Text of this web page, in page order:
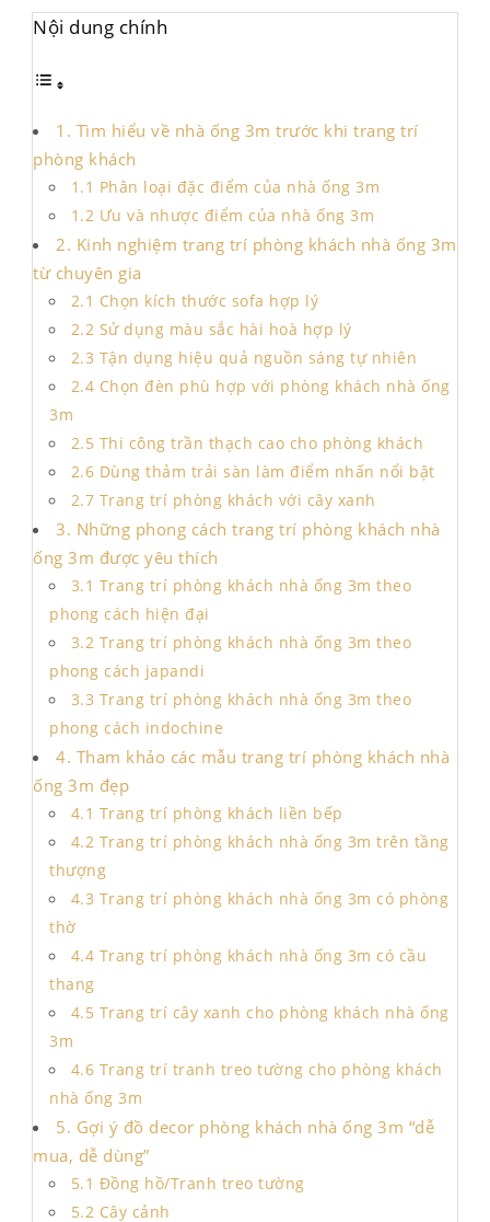
Nội dung chính
1. Tìm hiểu về nhà ống 3m trước khi trang trí
phòng khách
1.1 Phân loại đặc điểm của nhà ống 3m
1.2 Ưu và nhược điểm của nhà ống 3m
2. Kinh nghiệm trang trí phòng khách nhà ống 3m
từ chuyên gia
2.1 Chọn kích thước sofa hợp lý
2.2 Sử dụng màu sắc hài hoà hợp lý
2.3 Tận dụng hiệu quả nguồn sáng tự nhiên
2.4 Chọn đèn phù hợp với phòng khách nhà ống
3m
2.5 Thi công trần thạch cao cho phòng khách
2.6 Dùng thảm trải sàn làm điểm nhấn nổi bật
2.7 Trang trí phòng khách với cây xanh
3. Những phong cách trang trí phòng khách nhà
ống 3m được yêu thích
3.1 Trang trí phòng khách nhà ống 3m theo
phong cách hiện đại
3.2 Trang trí phòng khách nhà ống 3m theo
phong cách japandi
3.3 Trang trí phòng khách nhà ống 3m theo
phong cách indochine
4. Tham khảo các mẫu trang trí phòng khách nhà
ống 3m đẹp
4.1 Trang trí phòng khách liền bếp
4.2 Trang trí phòng khách nhà ống 3m trên tầng
thượng
4.3 Trang trí phòng khách nhà ống 3m có phòng
thờ
4.4 Trang trí phòng khách nhà ống 3m có cầu
thang
4.5 Trang trí cây xanh cho phòng khách nhà ống
3m
4.6 Trang trí tranh treo tường cho phòng khách
nhà ống 3m
5. Gợi ý đồ decor phòng khách nhà ống 3m “dễ
mua, dễ dùng”
5.1 Đồng hồ/Tranh treo tường
5.2 Cây cảnh